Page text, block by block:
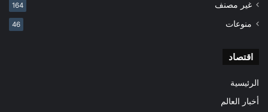
غير مصنف 164
منوعات 46
اقتصاد
الرئيسية
أخبار العالم